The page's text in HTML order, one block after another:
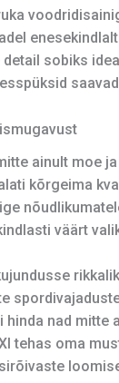
sobiks
ainult moe
kõrgeima
väärt
nad
tehas oma